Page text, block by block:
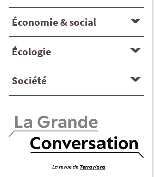
Économie & social
Écologie
Société